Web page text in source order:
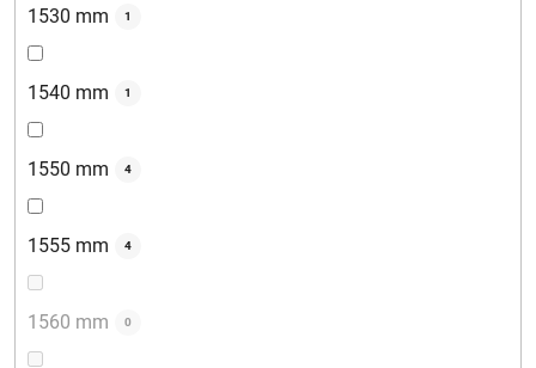
1530 mm 1
1540 mm 1
1550 mm 4
1555 mm 4
1560 mm 0